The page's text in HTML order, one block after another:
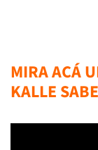
MIRA ACÁ
KALLE